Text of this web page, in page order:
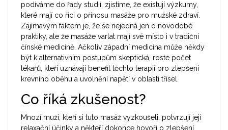
podíváme do řady studií, zjistíme, že existují výzkumy,
které mají co říci o přínosu masáže pro mužské zdraví.
Zajímavým faktem je, že se nejedná jen o novodobé
praktiky, ale že masáže varlat mají své místo i v tradiční
čínské medicíně. Ačkoliv západní medicína může někdy
být k alternativním postupům skeptická, roste počet
lékařů, kteří uznávají benefit těchto terapií pro zlepšení
krevního oběhu a uvolnění napětí v oblasti třísel.
Co říká zkušenost?
Mnozí muži, kteří si tuto masáž vyzkoušeli, potvrzují její
relaxační účinky a někteří dokonce hovoří o zlepšení